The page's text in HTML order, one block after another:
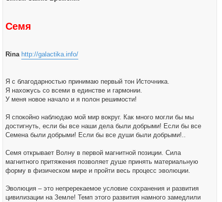
Семя
Rina http://galactika.info/
Я с благодарностью принимаю первый тон Источника.
Я нахожусь со всеми в единстве и гармонии.
У меня новое начало и я полон решимости!
Я спокойно наблюдаю мой мир вокруг. Как много могли бы мы
достигнуть, если бы все наши дела были добрыми! Если бы все
Семена были добрыми! Если бы все души были добрыми!..
Семя открывает Волну в первой магнитной позиции. Сила
магнитного притяжения позволяет душе принять материальную
форму в физическом мире и пройти весь процесс эволюции.
Эволюция – это непререкаемое условие сохранения и развития
цивилизации на Земле! Темп этого развития намного замедлили